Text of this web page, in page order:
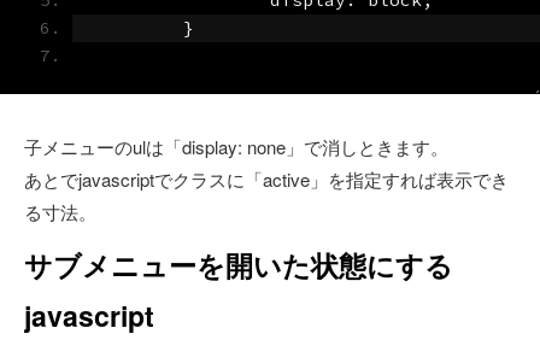
}
子メニューのulは「display: none」で消しときます。
あとでjavascriptでクラスに「active」を指定すれば表示でき
る寸法。
サブメニューを開いた状態にする
javascript